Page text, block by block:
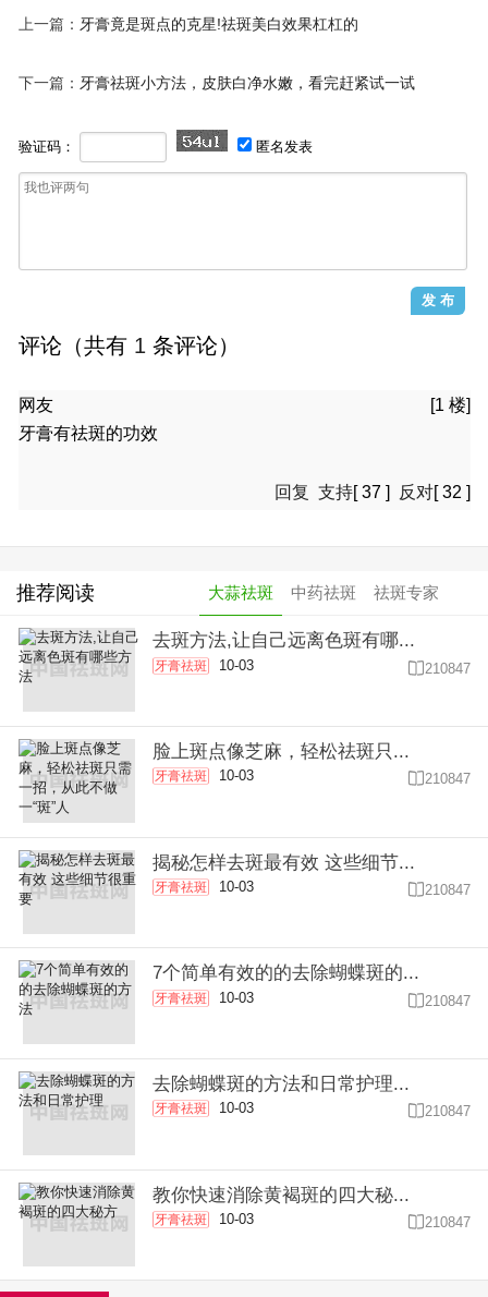
上一篇： 牙膏竟是斑点的克星!祛斑美白效果杠杠的
下一篇： 牙膏祛斑小方法，皮肤白净水嫩，看完赶紧试一试
验证码： 匿名发表
评论（共有 1 条评论）
网友
[1 楼]
牙膏有祛斑的功效
回复 支持[37 ] 反对[32 ]
推荐阅读 大蒜祛斑 中药祛斑 祛斑专家
去斑方法,让自己远离色斑有哪...
牙膏祛斑 10-03  210847
脸上斑点像芝麻，轻松祛斑只...
牙膏祛斑 10-03 210847
揭秘怎样去斑最有效 这些细节...
牙膏祛斑 10-03  210847
7个简单有效的的去除蝴蝶斑的...
牙膏祛斑 10-03 210847
去除蝴蝶斑的方法和日常护理...
牙膏祛斑 10-03 210847
教你快速消除黄褐斑的四大秘...
牙膏祛斑 10-03  210847